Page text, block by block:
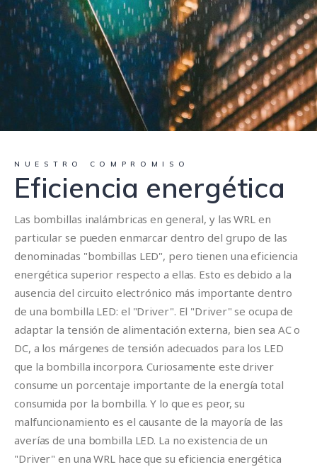
NUESTRO COMPROMISO
Eficiencia energética
Las bombillas inalámbricas en general, y las WRL en
particular se pueden enmarcar dentro del grupo de las
denominadas "bombillas LED", pero tienen una eficiencia
energética superior respecto a ellas. Esto es debido a la
ausencia del circuito electrónico más importante dentro
de una bombilla LED: el "Driver". El "Driver" se ocupa de
adaptar la tensión de alimentación externa, bien sea AC o
DC, a los márgenes de tensión adecuados para los LED
que la bombilla incorpora. Curiosamente este driver
consume un porcentaje importante de la energía total
consumida por la bombilla. Y lo que es peor, su
malfuncionamiento es el causante de la mayoría de las
averías de una bombilla LED. La no existencia de un
"Driver" en una WRL hace que su eficiencia energética